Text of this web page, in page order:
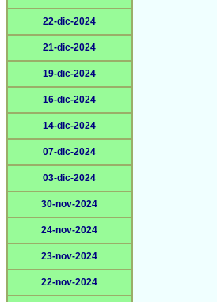
22-dic-2024
21-dic-2024
19-dic-2024
16-dic-2024
14-dic-2024
07-dic-2024
03-dic-2024
30-nov-2024
24-nov-2024
23-nov-2024
22-nov-2024